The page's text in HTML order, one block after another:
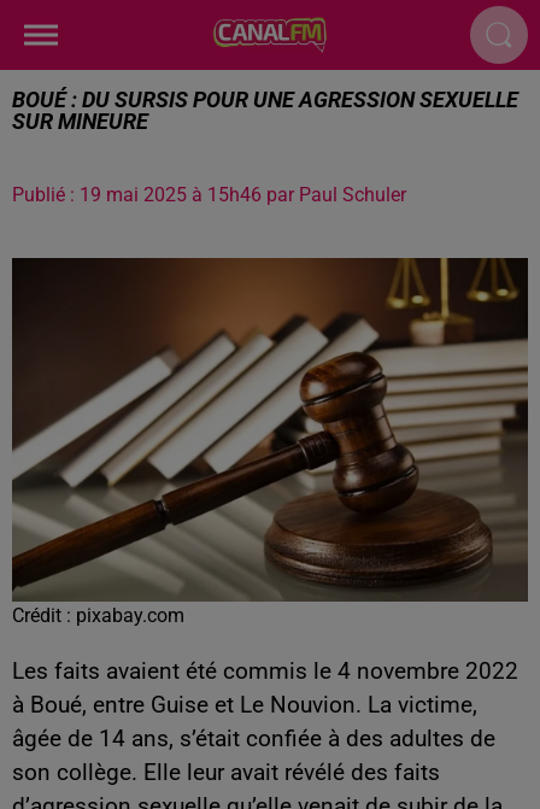
BOUÉ : DU SURSIS POUR UNE AGRESSION SEXUELLE
SUR MINEURE
Publié : 19 mai 2025 à 15h46 par Paul Schuler
Crédit : pixabay.com
Les faits avaient été commis le 4 novembre 2022
à Boué, entre Guise et Le Nouvion. La victime,
âgée de 14 ans, s’était confiée à des adultes de
son collège. Elle leur avait révélé des faits